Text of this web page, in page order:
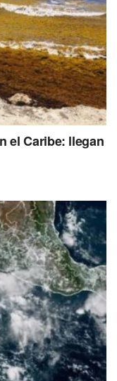
Hasta este
clases para
el15 de julio,
decreto oficial
en las
el Caribe: llegan